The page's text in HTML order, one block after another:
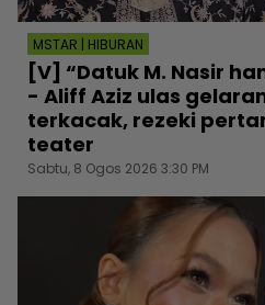
MSTAR | HIBURAN
[V] “Datuk M. Nasir
- Aliff Aziz ulas
terkacak, rezeki
teater
Sabtu, 8 Ogos 2026 3:30 PM